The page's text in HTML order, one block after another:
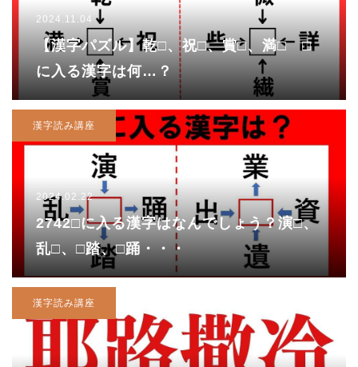
2024.11.04
【漢字パズル】乾□、祝□、賞□、満□ □
に入る漢字は何…？
漢字読み講座
2024.02.22
2742□に入る漢字はなんでしょう？演□、
乱□、□踏、□踊・・・
漢字読み講座